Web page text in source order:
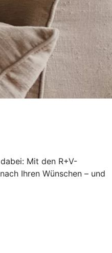
Mit den R+V-
Ihren Wünschen – und